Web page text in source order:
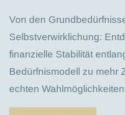
Von den
Selbstverwirklichung:
finanzielle Stabilität
Bedürfnismodell zu mehr
echten